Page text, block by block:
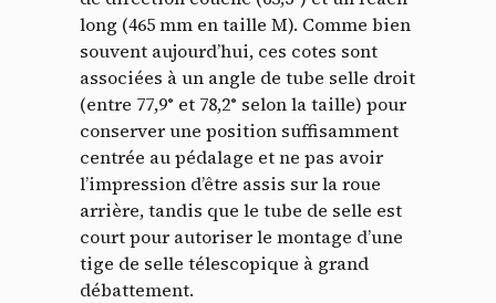
long (465 mm en taille M). Comme bien
souvent aujourd’hui, ces cotes sont
associées à un angle de tube selle droit
(entre 77,9° et 78,2° selon la taille) pour
conserver une position suffisamment
centrée au pédalage et ne pas avoir
l’impression d’être assis sur la roue
arrière, tandis que le tube de selle est
court pour autoriser le montage d’une
tige de selle télescopique à grand
débattement.